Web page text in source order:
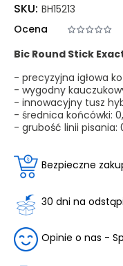
SKU: BH15213
Ocena
Bic Round Stick
- precyzyjna igłowa
- wygodny
- innowacyjny tusz
- średnica końcówki:
- grubość linii pisania:
Bezpieczne
30 dni na
Opinie o nas -